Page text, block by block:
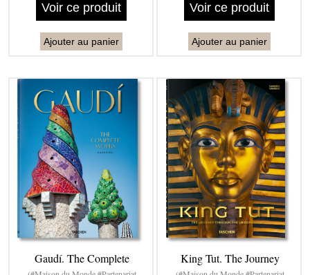
Voir ce produit
Ajouter au panier
Voir ce produit
Ajouter au panier
Gaudí. The Complete King Tut. The Journey